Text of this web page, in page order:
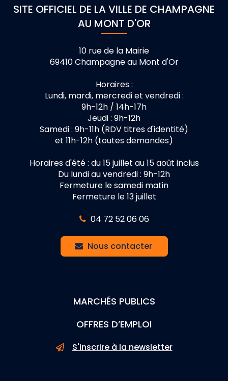
SITE OFFICIEL DE LA VILLE DE CHAMPAGNE
AU MONT D'OR
10 rue de la Mairie
69410 Champagne au Mont d'Or
Horaires :
Lundi, mardi, mercredi et vendredi :
9h-12h / 14h-17h
Jeudi : 9h-12h
Samedi : 9h-11h (RDV titres d'identité)
et 11h-12h (toutes demandes)
Horaires d'été : du 15 juillet au 15 août inclus
Du lundi au vendredi : 9h-12h
Fermeture le samedi matin
Fermeture le 13 juillet
04 72 52 06 06
Nous contacter
MARCHÉS PUBLICS
OFFRES D’EMPLOI
S'inscrire à la newsletter